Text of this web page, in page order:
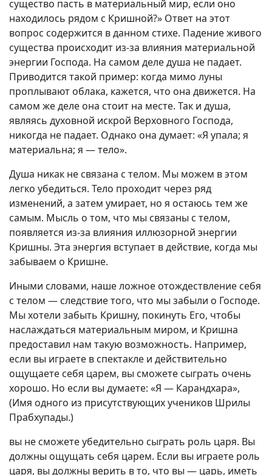
существо пасть в материальный мир, если оно
находилось рядом с Кришной?» Ответ на этот
вопрос содержится в данном стихе. Падение живого
существа происходит из-за влияния материальной
энергии Господа. На самом деле душа не падает.
Приводится такой пример: когда мимо луны
проплывают облака, кажется, что она движется. На
самом же деле она стоит на месте. Так и душа,
являясь духовной искрой Верховного Господа,
никогда не падает. Однако она думает: «Я упала; я
материальна; я — тело».
Душа никак не связана с телом. Мы можем в этом
легко убедиться. Тело проходит через ряд
изменений, а затем умирает, но я остаюсь тем же
самым. Мысль о том, что мы связаны с телом,
появляется из-за влияния иллюзорной энергии
Кришны. Эта энергия вступает в действие, когда мы
забываем о Кришне.
Иными словами, наше ложное отождествление себя
с телом — следствие того, что мы забыли о Господе.
Мы хотели забыть Кришну, покинуть Его, чтобы
наслаждаться материальным миром, и Кришна
предоставил нам такую возможность. Например,
если вы играете в спектакле и действительно
ощущаете себя царем, вы сможете сыграть очень
хорошо. Но если вы думаете: «Я — Карандхара»,
(Имя одного из присутствующих учеников Шрилы
Прабхупады.)
вы не сможете убедительно сыграть роль царя. Вы
должны ощущать себя царем. Если вы играете роль
царя, вы должны верить в то, что вы — царь, иметь